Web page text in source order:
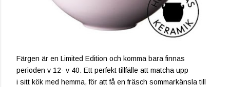
Färgen är en Limited Edition och komma bara finnas
perioden v 12- v 40. Ett perfekt tillfälle att matcha upp
i sitt kök med hemma, för att få en fräsch sommarkänsla till